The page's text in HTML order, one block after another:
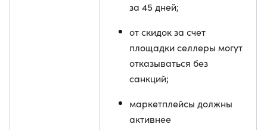
за 45 дней;
от скидок за счет
площадки селлеры могут
отказываться без
санкций;
маркетплейсы должны
активнее